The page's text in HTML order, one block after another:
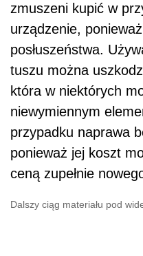
zmuszeni kupić w
urządzenie,
posłuszeństwa.
tuszu można
która w niektórych
niewymiennym
przypadku naprawa
ponieważ jej koszt
ceną zupełnie
Dalszy ciąg materiału pod